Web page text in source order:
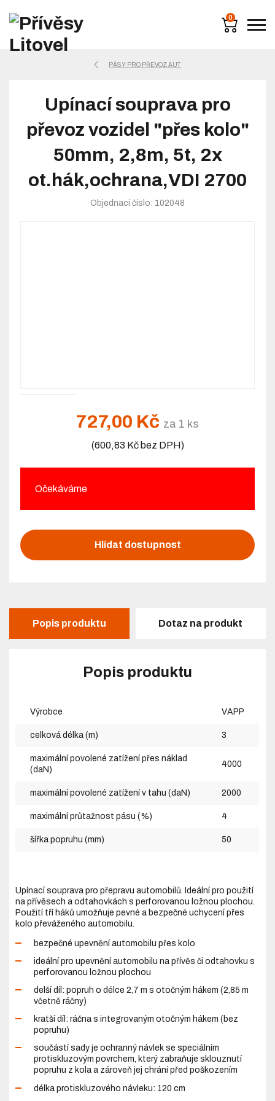
0
PÁSY PRO PŘEVOZ AUT
Upínací souprava pro
převoz vozidel "přes kolo"
50mm, 2,8m, 5t, 2x
ot.hák,ochrana,VDI 2700
Objednací číslo: 102048
727,00 Kč za 1 ks
(600,83 Kč bez DPH)
Očekáváme
Hlídat dostupnost
Popis produktu Dotaz na produkt
Popis produktu
Výrobce VAPP
celková délka (m) 3
maximální povolené zatížení přes náklad
(daN)
4000
maximální povolené zatížení v tahu (daN) 2000
maximální průtažnost pásu (%) 4
šířka popruhu (mm) 50
Upínací souprava pro přepravu automobilů. Ideální pro použití
na přívěsech a odtahovkách s perforovanou ložnou plochou.
Použití tří háků umožňuje pevné a bezpečné uchycení přes
kolo převáženého automobilu.
bezpečné upevnění automobilu přes kolo
ideální pro upevnění automobilu na přívěs či odtahovku s
perforovanou ložnou plochou
delší díl: popruh o délce 2,7 m s otočným hákem (2,85 m
včetně ráčny)
kratší díl: ráčna s integrovaným otočným hákem (bez
popruhu)
součástí sady je ochranný návlek se speciálním
protiskluzovým povrchem, který zabraňuje sklouznutí
popruhu z kola a zároveň jej chrání před poškozením
délka protiskluzového návleku: 120 cm